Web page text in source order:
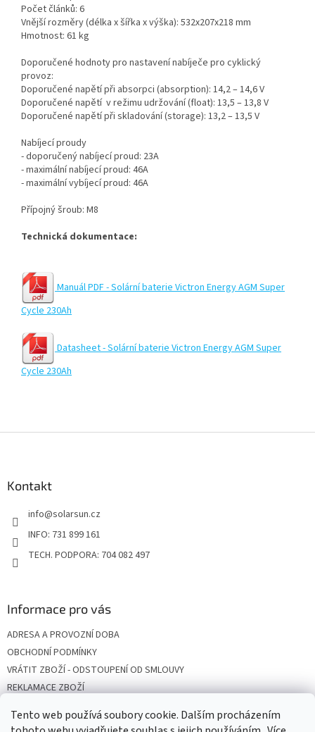
Tento web používá soubory cookie. Dalším procházením
Počet článků: 6
Vnější rozměry (délka x šířka x výška): 532x207x218 mm
Hmotnost: 61 kg
Doporučené hodnoty pro nastavení nabíječe pro cyklický
provoz:
Doporučené napětí při absorpci (absorption): 14,2 – 14,6 V
Doporučené napětí v režimu udržování (float): 13,5 – 13,8 V
Doporučené napětí při skladování (storage): 13,2 – 13,5 V
Nabíjecí proudy
- doporučený nabíjecí proud: 23A
- maximální nabíjecí proud: 46A
- maximální vybíjecí proud: 46A
Přípojný šroub: M8
Technická dokumentace:
Manuál PDF - Solární baterie Victron Energy AGM Super
Cycle 230Ah
Datasheet - Solární baterie Victron Energy AGM Super
Cycle 230Ah
Kontakt
info@solarsun.cz
INFO: 731 899 161
TECH. PODPORA: 704 082 497
Informace pro vás
ADRESA A PROVOZNÍ DOBA
OBCHODNÍ PODMÍNKY
VRÁTIT ZBOŽÍ - ODSTOUPENÍ OD SMLOUVY
REKLAMACE ZBOŽÍ
PODMÍNKY OCHRANY OSOBNÍCH ÚDAJŮ